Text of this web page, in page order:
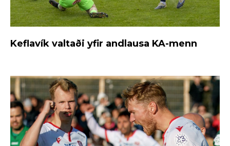
Keflavík valtaði yfir andlausa KA-menn